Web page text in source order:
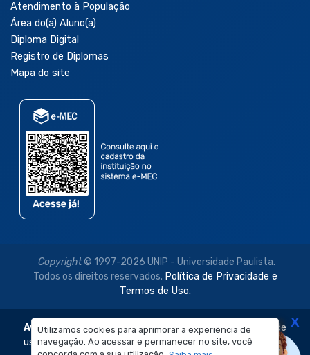
Utilizamos cookies para aprimorar a experiência de
navegação. Ao acessar e permanecer no site, você
Atendimento à População
Área do(a) Aluno(a)
Diploma Digital
Registro de Diplomas
Mapa do site
Copyright© 1997-2026 UNIP - Universidade Paulista.
Todos os direitos reservados. Política de Privacidade e
Termos de Uso.
Aviso Legal: As imagens disponibilizadas neste site são de
uso exclusivo institucional do Sistema de Ensino Objetivo e
X